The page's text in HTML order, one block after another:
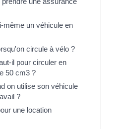
même un véhicule en
circule à vélo ?
il pour circuler en
50 cm3 ?
on utilise son véhicule
?
une location